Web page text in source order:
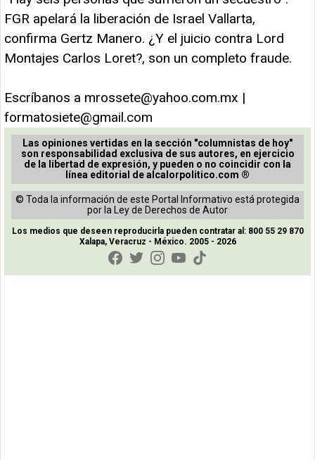
FGR apelará la liberación de Israel Vallarta,
confirma Gertz Manero. ¿Y el juicio contra Lord
Montajes Carlos Loret?, son un completo fraude.
Escríbanos a mrossete@yahoo.com.mx |
formatosiete@gmail.com
Las opiniones vertidas en la sección "columnistas de hoy"
son responsabilidad exclusiva de sus autores, en ejercicio
de la libertad de expresión, y pueden o no coincidir con la
línea editorial de alcalorpolitico.com ®
© Toda la información de este Portal Informativo está protegida
por la Ley de Derechos de Autor
Los medios que deseen reproducirla pueden contratar al: 800 55 29 870
Xalapa, Veracruz - México. 2005 - 2026